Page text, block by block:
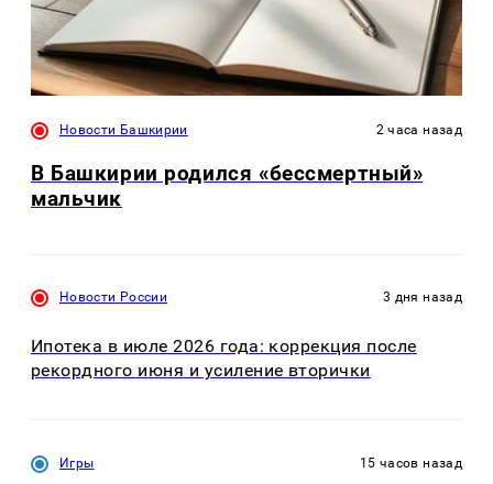
Новости Башкирии 2 часа назад
В Башкирии родился «бессмертный»
мальчик
Новости России 3 дня назад
Ипотека в июле 2026 года: коррекция после
рекордного июня и усиление вторички
Игры 15 часов назад